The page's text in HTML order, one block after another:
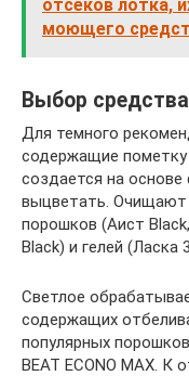
отсеков лотка,
моющего
Выбор средства
Для темного
содержащие пометку
создается на
выцветать. Очищают
порошков (Аист
Black) и гелей (Ласка
Светлое
содержащих
популярных порошков
BEAT ECONO MAX.